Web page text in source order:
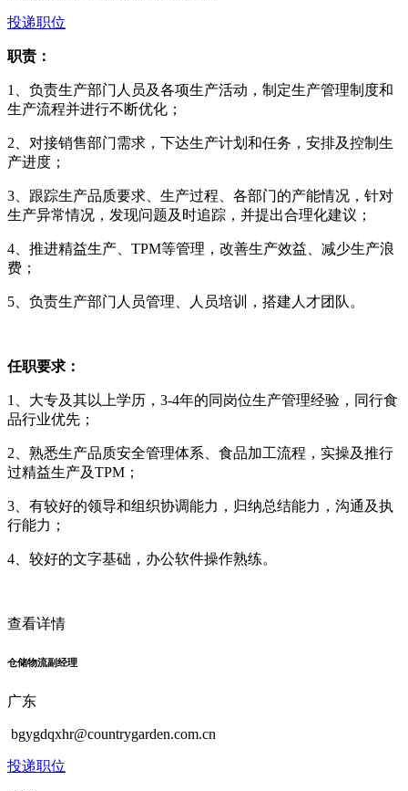
投递职位
职责：
1、负责生产部门人员及各项生产活动，制定生产管理制度和
生产流程并进行不断优化；
2、对接销售部门需求，下达生产计划和任务，安排及控制生
产进度；
3、跟踪生产品质要求、生产过程、各部门的产能情况，针对
生产异常情况，发现问题及时追踪，并提出合理化建议；
4、推进精益生产、TPM等管理，改善生产效益、减少生产浪
费；
5、负责生产部门人员管理、人员培训，搭建人才团队。
任职要求：
1、大专及其以上学历，3-4年的同岗位生产管理经验，同行食
品行业优先；
2、熟悉生产品质安全管理体系、食品加工流程，实操及推行
过精益生产及TPM；
3、有较好的领导和组织协调能力，归纳总结能力，沟通及执
行能力；
4、较好的文字基础，办公软件操作熟练。
查看详情
仓储物流副经理
广东
bgygdqxhr@countrygarden.com.cn
投递职位